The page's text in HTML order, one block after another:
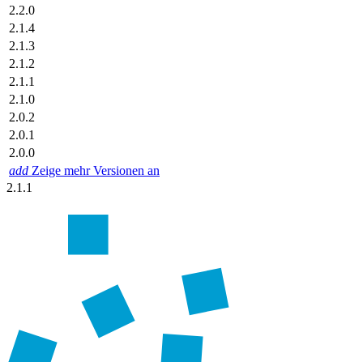
2.2.0
2.1.4
2.1.3
2.1.2
2.1.1
2.1.0
2.0.2
2.0.1
2.0.0
add Zeige mehr Versionen an
2.1.1